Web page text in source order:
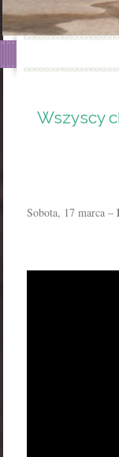
Wszyscy
Sobota, 17 marca –